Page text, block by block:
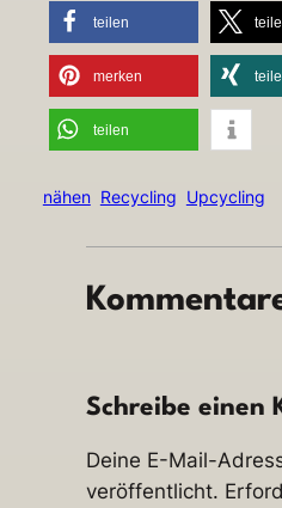
teilen
merken
teilen
nähen Recycling Upcycling
Schreibe einen
Deine E-Mail-
veröffentlicht.